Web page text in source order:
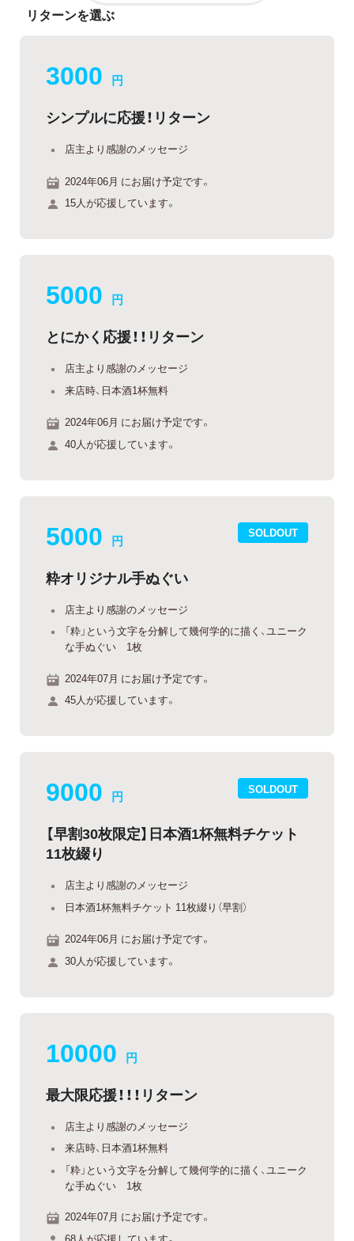
リターンを選ぶ
3000 円
シンプルに応援！リターン
店主より感謝のメッセージ
2024年06月 にお届け予定です。
15人が応援しています。
5000 円
とにかく応援！！リターン
店主より感謝のメッセージ
来店時、日本酒1杯無料
2024年06月 にお届け予定です。
40人が応援しています。
SOLDOUT
5000 円
粋オリジナル手ぬぐい
店主より感謝のメッセージ
「粋」という文字を分解して幾何学的に描く、ユニーク
な手ぬぐい 1枚
2024年07月 にお届け予定です。
45人が応援しています。
SOLDOUT
9000 円
【早割30枚限定】日本酒1杯無料チケット
11枚綴り
店主より感謝のメッセージ
日本酒1杯無料チケット 11枚綴り（早割）
2024年06月 にお届け予定です。
30人が応援しています。
10000 円
最大限応援！！！リターン
店主より感謝のメッセージ
来店時、日本酒1杯無料
「粋」という文字を分解して幾何学的に描く、ユニーク
な手ぬぐい 1枚
2024年07月 にお届け予定です。